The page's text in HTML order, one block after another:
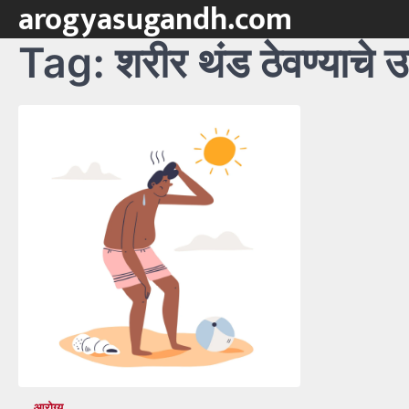
Skip
content
arogyasugandh.com
Tag:शरीर थंड ठेवण्याचे